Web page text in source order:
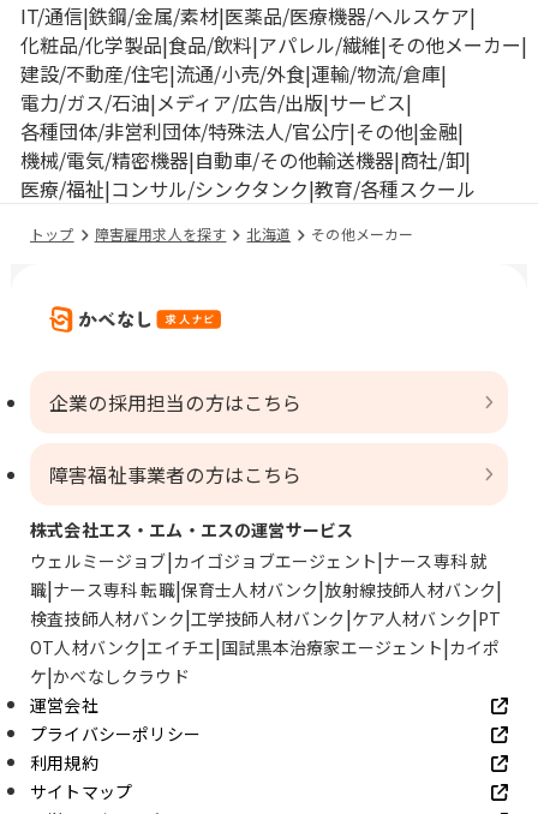
IT/通信 鉄鋼/金属/素材 医薬品/医療機器/ヘルスケア
化粧品/化学製品 食品/飲料 アパレル/繊維 その他メーカー
建設/不動産/住宅 流通/小売/外食 運輸/物流/倉庫
電力/ガス/石油 メディア/広告/出版 サービス
各種団体/非営利団体/特殊法人/官公庁 その他 金融
機械/電気/精密機器 自動車/その他輸送機器 商社/卸
医療/福祉 コンサル/シンクタンク 教育/各種スクール
トップ 障害雇用求人を探す 北海道 その他メーカー
企業の採用担当の方はこちら
障害福祉事業者の方はこちら
株式会社エス・エム・エスの運営サービス
ウェルミージョブ カイゴジョブエージェント ナース専科 就
職 ナース専科 転職 保育士人材バンク 放射線技師人材バンク
検査技師人材バンク 工学技師人材バンク ケア人材バンク PT
OT人材バンク エイチエ 国試黒本治療家エージェント カイポ
ケ かべなしクラウド
運営会社
プライバシーポリシー
利用規約
サイトマップ